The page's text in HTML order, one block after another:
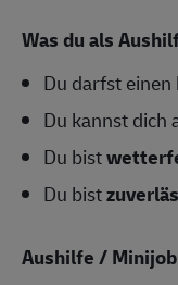
Was du als
Du darfst einen
Du kannst dich
Du bist
Du bist
Aushilfe /